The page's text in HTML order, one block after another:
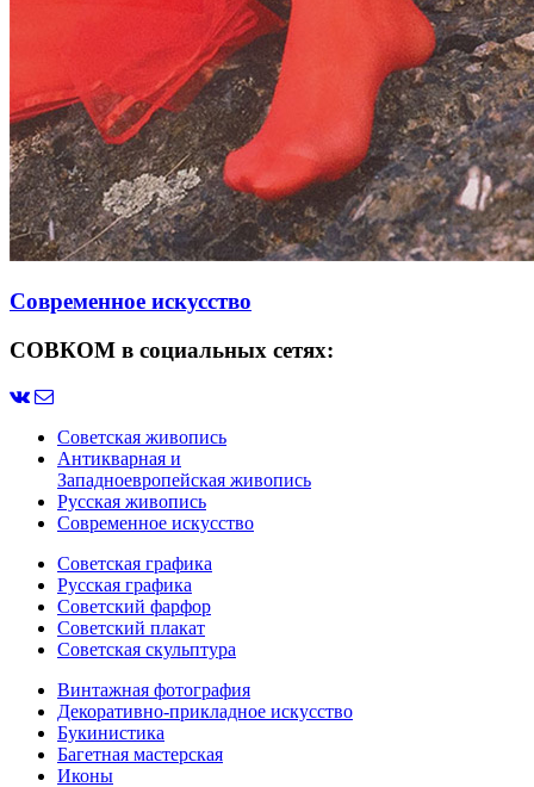
Современное искусство
СОВКОМ в социальных сетях:
Советская живопись
Антикварная и
Западноевропейская живопись
Русская живопись
Современное искусство
Советская графика
Русская графика
Советский фарфор
Советский плакат
Советская скульптура
Винтажная фотография
Декоративно-прикладное искусство
Букинистика
Багетная мастерская
Иконы